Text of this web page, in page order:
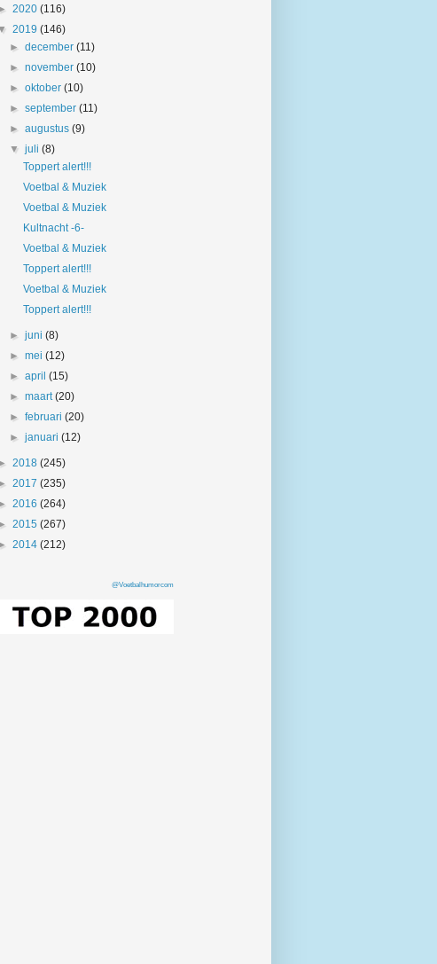
2020 (116)
2019 (146)
►december(11)
►november(10)
►oktober(10)
►september(11)
►augustus(9)
▼juli(8)
Toppert alert!!!
Voetbal & Muziek
Voetbal & Muziek
Kultnacht -6-
Voetbal & Muziek
Toppert alert!!!
Voetbal & Muziek
Toppert alert!!!
►juni(8)
►mei(12)
►april(15)
►maart(20)
►februari(20)
►januari(12)
2018 (245)
2017 (235)
2016 (264)
2015 (267)
2014 (212)
@Voetbalhumorcom